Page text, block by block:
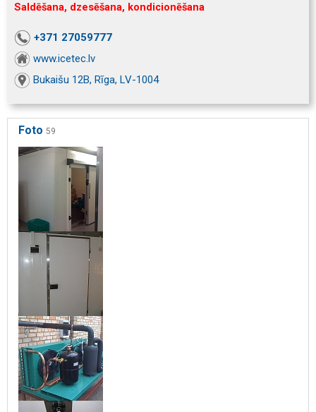
Saldēšana, dzesēšana, kondicionēšana
+371 27059777
www.icetec.lv
Bukaišu 12B, Rīga, LV-1004
Foto 59